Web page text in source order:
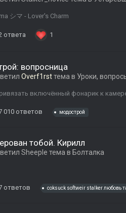
シマ - Lover's Charm
ответа 1
вопросница
Overf1rstтема в Уроки,
включённый фонарик к
010 ответов модострой
тобой. Кирилл
Sheeple тема в Болталка
ответов